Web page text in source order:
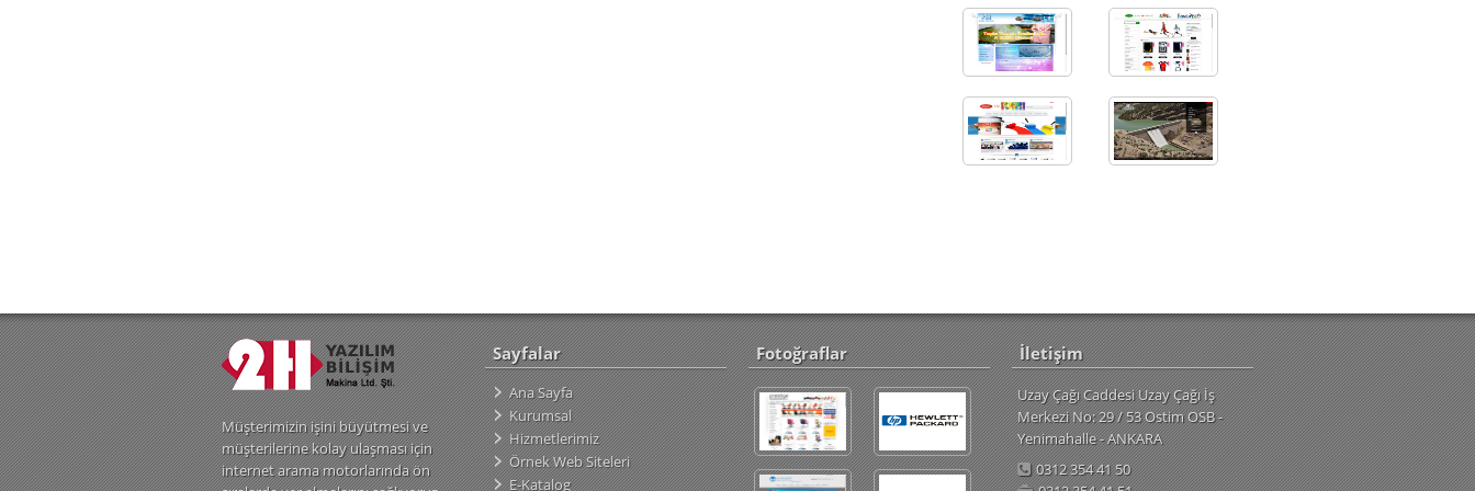
Müşterimizin işini büyütmesi ve
müşterilerine kolay ulaşması için
internet arama motorlarında ön
Sayfalar
Ana Sayfa
Kurumsal
Hizmetlerimiz
Örnek Web Siteleri
E-Katalog
Fotoğraflar İletişim
Uzay Çağı Caddesi Uzay Çağı İş
Merkezi No: 29 / 53 Ostim OSB -
Yenimahalle - ANKARA
0312 354 41 50